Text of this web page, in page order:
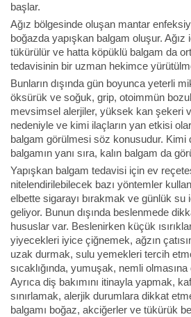
başlar.
Ağız bölgesinde oluşan mantar
boğazda yapışkan balgam oluşur.
tükürülür ve hatta köpüklü balgam da
tedavisinin bir uzman hekimce
Bunların dışında gün boyunca yeterli
öksürük ve soğuk, grip, otoimmün
mevsimsel alerjiler, yüksek kan şekeri
nedeniyle ve kimi ilaçların yan etkisi
balgam görülmesi söz konusudur. Kimi
balgamın yanı sıra, kalın balgam da
Yapışkan balgam tedavisi için ev
nitelendirilebilecek bazı yöntemler
elbette sigarayı bırakmak ve günlük su
geliyor. Bunun dışında beslenmede
hususlar var. Beslenirken küçük
yiyecekleri iyice çiğnemek, ağzın
uzak durmak, sulu yemekleri tercih
sıcaklığında, yumuşak, nemli
Ayrıca diş bakımını itinayla yapmak,
sınırlamak, alerjik durumlara dikkat
balgamı boğaz, akciğerler ve tükürük